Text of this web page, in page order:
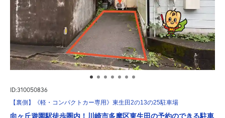
ID:310050836
【裏側】《軽・コンパクトカー専用》東生田2の13の25駐車場
向ヶ丘遊園駅徒歩圏内！川崎市多摩区東生田の予約のできる駐車